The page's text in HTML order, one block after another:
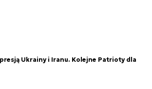
Ukrainy i Iranu. Kolejne Patrioty dla